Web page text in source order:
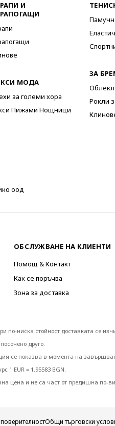
И
МОДА
за големи хора
Пижами Нощници
ЗА
Рокли
оод
ОБСЛУЖВАНЕ НА КЛИЕНТИ
Помощ & Контакт
Как се поръчва
Зона за доставка
ниска стойност доставката се
друго.
се показва в момента на
1 EUR = 1.95583 BGN.
цена и не са част от предишна по-
Общи търговски